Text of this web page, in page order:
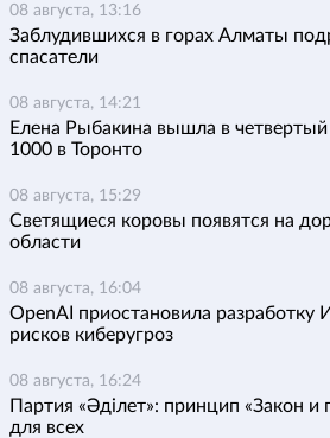
08 августа, 13:16
Заблудившихся в горах Алматы
спасатели
08 августа, 14:21
Елена Рыбакина вышла в четвертый
1000 в Торонто
08 августа, 15:29
Светящиеся коровы появятся на
области
08 августа, 16:04
OpenAI приостановила разработку
рисков киберугроз
08 августа, 16:24
Партия «Әділет»: принцип «Закон и
для всех